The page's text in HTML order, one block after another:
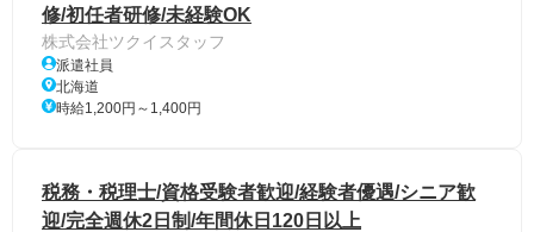
修/初任者研修/未経験OK
株式会社ツクイスタッフ
派遣社員
北海道
時給1,200円～1,400円
税務・税理士/資格受験者歓迎/経験者優遇/シニア歓
迎/完全週休2日制/年間休日120日以上